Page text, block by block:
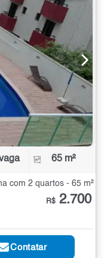
65 m²
com 2 quartos - 65 m²
R$ 2.700
Contatar